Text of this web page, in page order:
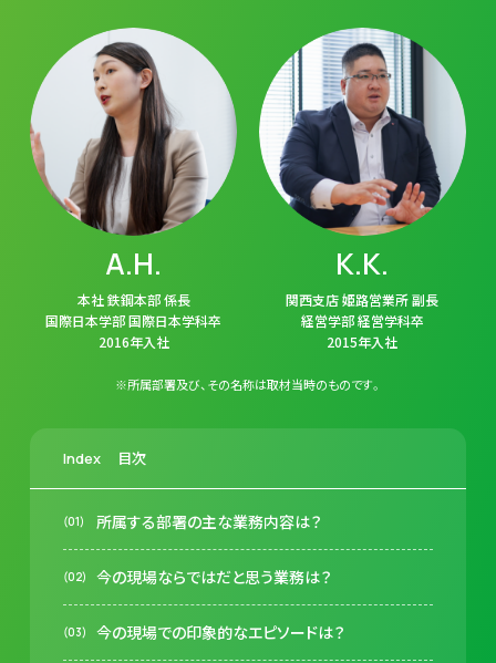
A.H.
本社 鉄鋼本部 係長
国際日本学部 国際日本学科卒
2016年入社
K.K.
関西支店 姫路営業所 副長
経営学部 経営学科卒
2015年入社
※所属部署及び、その名称は取材当時のものです。
Index 目次
所属する部署の主な業務内容は？
今の現場ならではだと思う業務は？
今の現場での印象的なエピソードは？